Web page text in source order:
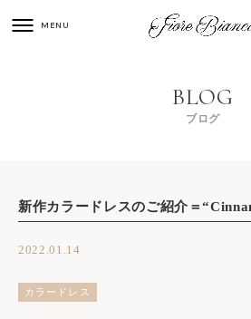
ブログ
新作カラードレスのご紹介＝
2022.01.14
カラードレス